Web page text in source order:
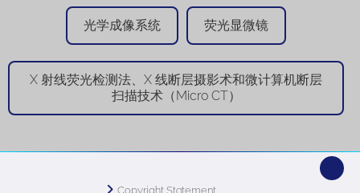
光学成像系统 荧光显微镜
X 射线荧光检测法、X 线断层摄影术和微计算机断层
扫描技术（Micro CT）
Copyright Statement